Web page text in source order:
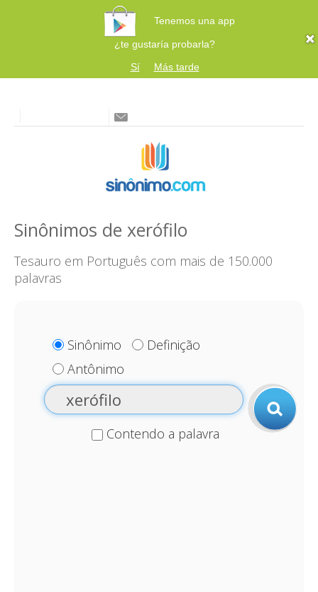
Tenemos una app
¿te gustaría probarla?
Sí
Más tarde
Sinônimos de xerófilo
Tesauro em Português com mais de 150.000
palavras
Sinônimo
Definição
Antônimo
Contendo a palavra